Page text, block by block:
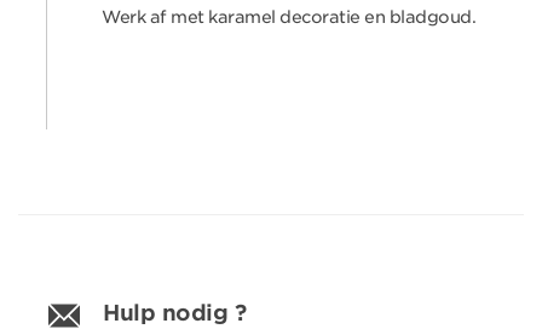
Werk af met karamel decoratie en bladgoud.
Hulp nodig ?